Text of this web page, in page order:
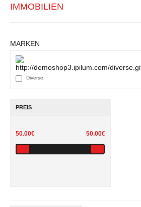
IMMOBILIEN
MARKEN
Diverse
PREIS
50.00€ 50.00€